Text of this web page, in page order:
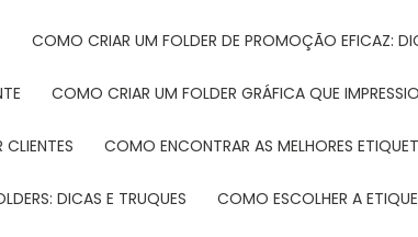
COMO CRIAR UM FOLDER DE PROMOÇÃO EFICAZ:
COMO CRIAR UM FOLDER GRÁFICA QUE
CLIENTES COMO ENCONTRAR AS MELHORES
DICAS E TRUQUES COMO ESCOLHER A